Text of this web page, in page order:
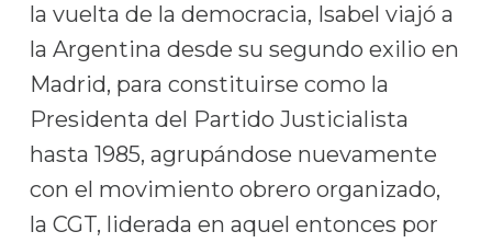
la vuelta de la democracia, Isabel viajó a
la Argentina desde su segundo exilio en
Madrid, para constituirse como la
Presidenta del Partido Justicialista
hasta 1985, agrupándose nuevamente
con el movimiento obrero organizado,
la CGT, liderada en aquel entonces por